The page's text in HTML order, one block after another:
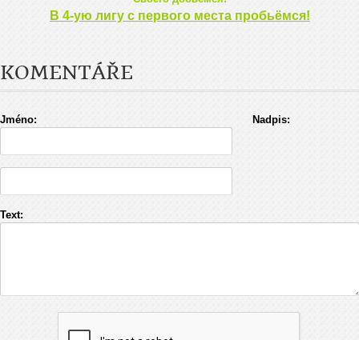
В 4-ую лигу с первого места пробьёмся!
KOMENTÁŘE
Jméno: Nadpis:
Text: